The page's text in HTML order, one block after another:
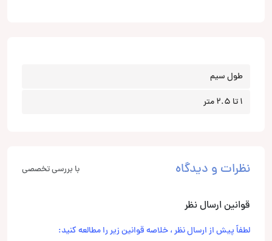
طول سیم
1 تا 2.5 متر
نظرات و دیدگاه با بررسی تخصصی
قوانین ارسال نظر
لطفاً پیش از ارسال نظر ، خلاصه قوانین زیر را مطالعه کنید: